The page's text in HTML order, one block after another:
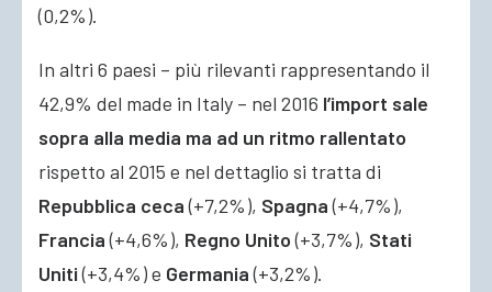
(0,2%).
In altri 6 paesi – più rilevanti rappresentando il
42,9% del made in Italy – nel 2016 l’import sale
sopra alla media ma ad un ritmo rallentato
rispetto al 2015 e nel dettaglio si tratta di
Repubblica ceca(+7,2%), Spagna(+4,7%),
Francia(+4,6%), Regno Unito(+3,7%), Stati
Uniti(+3,4%) e Germania(+3,2%).